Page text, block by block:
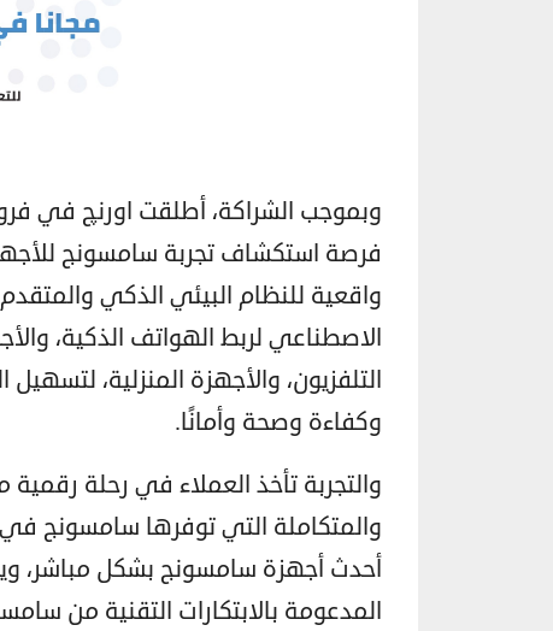
وبموجب الشراكة، أطلقت اورنچ في
واقعية للنظام البيئي الذكي
الاصطناعي لربط الهواتف الذكية،
التلفزيون، والأجهزة المنزلية،
وكفاءة وصحة وأمانًا.
والتجربة تأخذ العملاء في رحلة
والمتكاملة التي توفرها سامسونج
أحدث أجهزة سامسونج بشكل مباشر،
المدعومة بالابتكارات التقنية من